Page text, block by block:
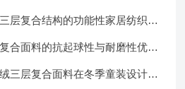
层复合结构的功能性家居纺织品
合面料的抗起球性与耐磨性优化
三层复合面料在冬季童装设计中